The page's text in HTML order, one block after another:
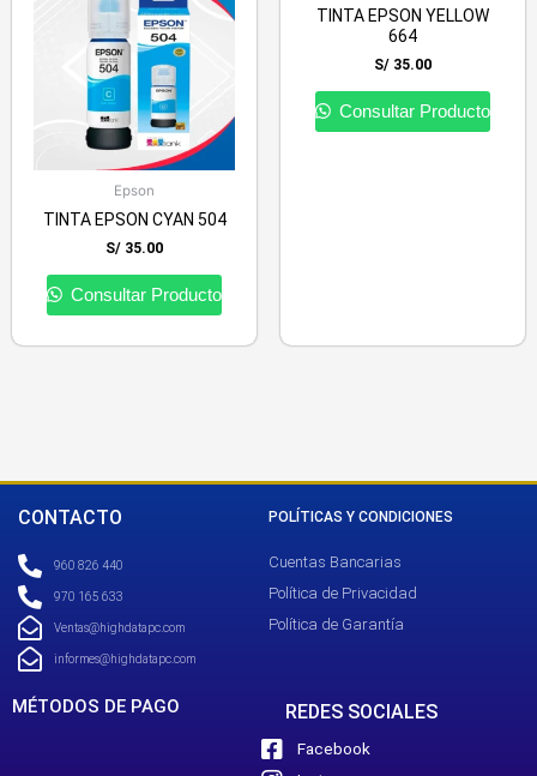
Epson
TINTA EPSON CYAN 504
S/ 35.00
Consultar Producto
TINTA EPSON YELLOW
664
S/ 35.00
Consultar Producto
CONTACTO
960 826 440
970 165 633
Ventas@highdatapc.com
informes@highdatapc.com
POLÍTICAS Y CONDICIONES
Cuentas Bancarias
Política de Privacidad
Política de Garantía
MÉTODOS DE PAGO REDES SOCIALES
Facebook